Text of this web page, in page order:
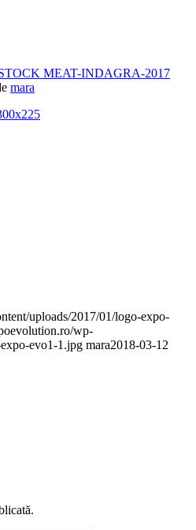
MEAT-INDAGRA-2017
mara
uploads/2017/01/logo-expo-
wp-
evo1-1.jpg mara2018-03-12